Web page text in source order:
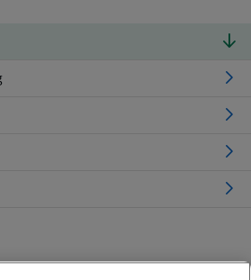
nach Ihren Wünschen